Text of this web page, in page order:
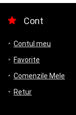
Cont
Contul meu
Favorite
Comenzile Mele
Retur